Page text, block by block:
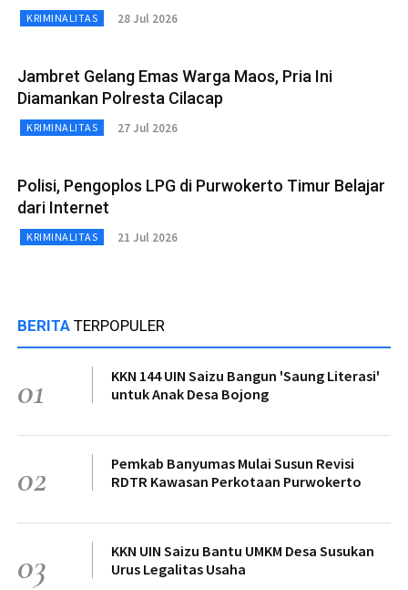
KRIMINALITAS 28 Jul 2026
Jambret Gelang Emas Warga Maos, Pria Ini
Diamankan Polresta Cilacap
KRIMINALITAS 27 Jul 2026
Polisi, Pengoplos LPG di Purwokerto Timur Belajar
dari Internet
KRIMINALITAS 21 Jul 2026
BERITA TERPOPULER
01
KKN 144 UIN Saizu Bangun 'Saung Literasi'
untuk Anak Desa Bojong
02
Pemkab Banyumas Mulai Susun Revisi
RDTR Kawasan Perkotaan Purwokerto
03
KKN UIN Saizu Bantu UMKM Desa Susukan
Urus Legalitas Usaha